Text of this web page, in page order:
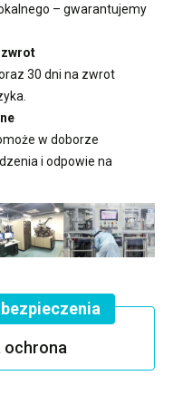
– gwarantujemy
zwrot
30 dni na zwrot
w doborze
i odpowie na
ochrona